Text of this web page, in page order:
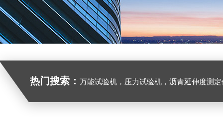
热门搜索： 万能试验机，压力试验机，沥青延伸度测定仪，沥青混合料拌合机，全自动沥青混合料离心式抽提仪，马歇尔电动